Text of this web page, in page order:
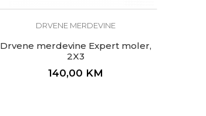
DRVENE MERDEVINE
Drvene merdevine Expert moler,
2X3
140,00 KM